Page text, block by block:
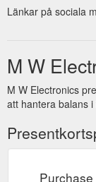
Länkar på sociala
M W
M W Electronics
att hantera balans